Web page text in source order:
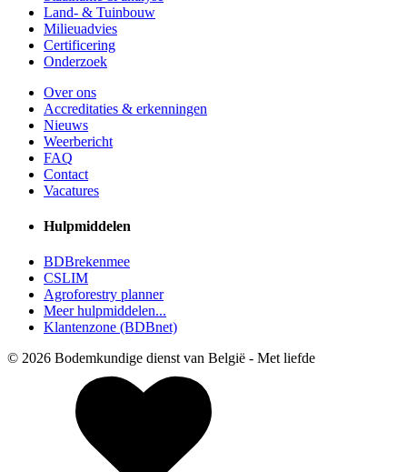
Land- & Tuinbouw
Milieuadvies
Certificering
Onderzoek
Over ons
Accreditaties & erkenningen
Nieuws
Weerbericht
FAQ
Contact
Vacatures
Hulpmiddelen
BDBrekenmee
CSLIM
Agroforestry planner
Meer hulpmiddelen...
Klantenzone (BDBnet)
© 2026 Bodemkundige dienst van België - Metliefde